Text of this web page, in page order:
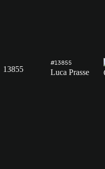
13855
#13855
Luca Prasse